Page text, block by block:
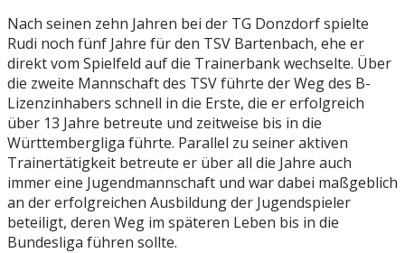
Nach seinen zehn Jahren bei der TG Donzdorf spielte
Rudi noch fünf Jahre für den TSV Bartenbach, ehe er
direkt vom Spielfeld auf die Trainerbank wechselte. Über
die zweite Mannschaft des TSV führte der Weg des B-
Lizenzinhabers schnell in die Erste, die er erfolgreich
über 13 Jahre betreute und zeitweise bis in die
Württembergliga führte. Parallel zu seiner aktiven
Trainertätigkeit betreute er über all die Jahre auch
immer eine Jugendmannschaft und war dabei maßgeblich
an der erfolgreichen Ausbildung der Jugendspieler
beteiligt, deren Weg im späteren Leben bis in die
Bundesliga führen sollte.